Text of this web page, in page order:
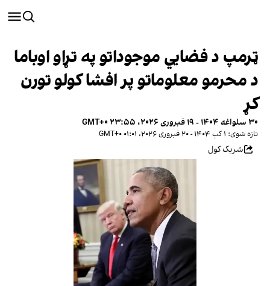
ټرمپ د فضایي موجوداتو په تړاو اوباما
د محرمو معلوماتو پر افشا کولو تورن
کړ
۳۰ سلواغه ۱۴۰۴ - ۱۹ فبروری ۲۰۲۶، ۲۳:۵۵ GMT+۰
تازه شوی: ۱ کب ۱۴۰۴ - ۲۰ فبروری ۲۰۲۶، ۰۱:۰۱ GMT+۰
شریک کول